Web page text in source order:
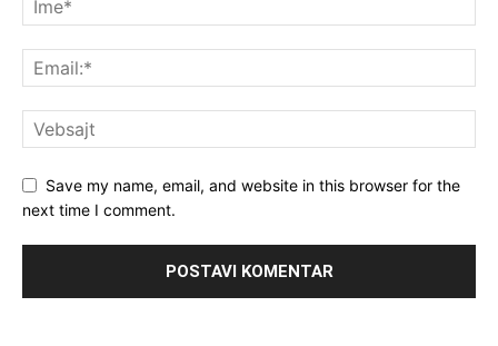
Save my name, email, and website in this browser for the
next time I comment.